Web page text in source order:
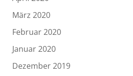
März 2020
Februar 2020
Januar 2020
Dezember 2019